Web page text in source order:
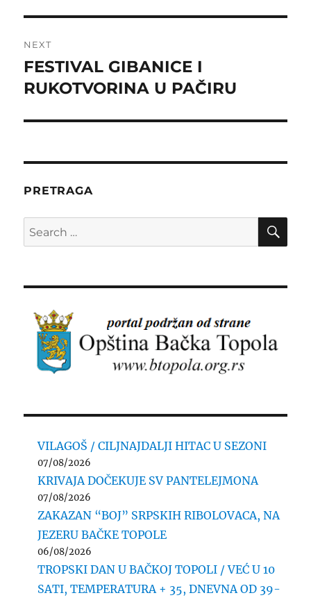
NEXT
Next
post:
FESTIVAL GIBANICE I
RUKOTVORINA U PAČIRU
PRETRAGA
Search
for:
VILAGOŠ / CILJNAJDALJI HITAC U SEZONI
07/08/2026
KRIVAJA DOČEKUJE SV PANTELEJMONA
07/08/2026
ZAKAZAN “BOJ” SRPSKIH RIBOLOVACA, NA
JEZERU BAČKE TOPOLE
06/08/2026
TROPSKI DAN U BAČKOJ TOPOLI / VEĆ U 10
SATI, TEMPERATURA + 35, DNEVNA OD 39-